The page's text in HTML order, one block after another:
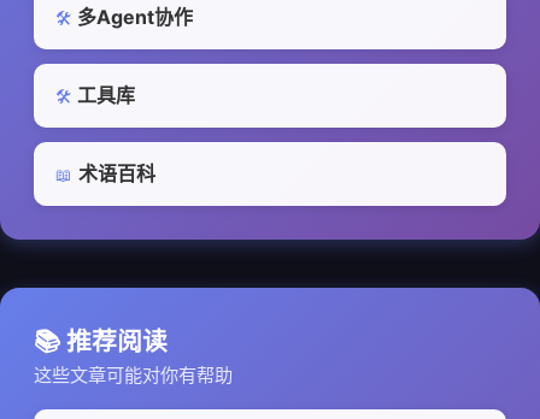
🛠️ 多Agent协作
🛠️ 工具库
📖 术语百科
📚 推荐阅读
这些文章可能对你有帮助